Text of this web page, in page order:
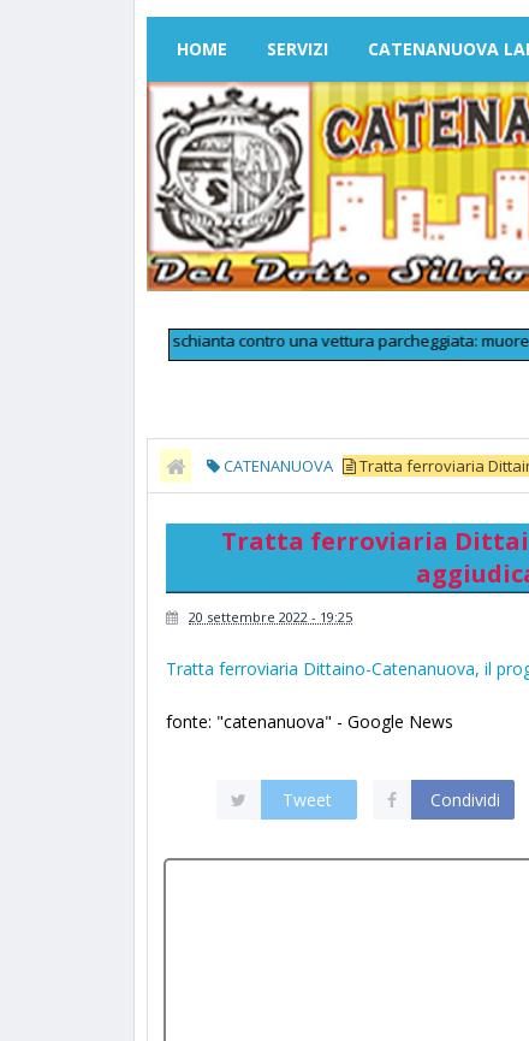
HOME SERVIZI CATENANUOVA
dell'auto e si schianta contro una vettura parcheggiata: muore a 25 anni
CATENANUOVA Tratta ferroviaria
Tratta ferroviaria
20 settembre 2022 - 19:25
Tratta ferroviaria Dittaino-Catenanuova, il
fonte: "catenanuova" - Google News
Tweet Condividi